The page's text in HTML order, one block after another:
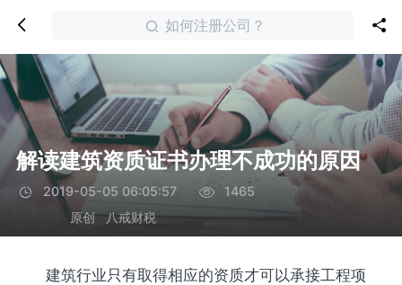
如何注册公司？
解读建筑资质证书办理不成功的原因
2019-05-05 06:05:57
1465
原创
八戒财税
建筑行业只有取得相应的资质才可以承接工程项